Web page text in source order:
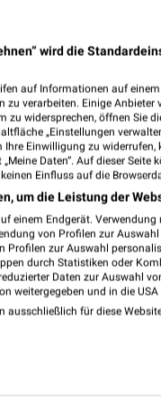
LADESÄULEN
dieser Filiale
Tagen
13.08.
wird die
auf Informationen auf
zu verarbeiten. Einige
widersprechen, öffnen Sie
„Einstellungen
Einwilligung zu
Daten“. Auf dieser
Einfluss auf die
um die Leistung der
einem Endgerät.
von Profilen zur
Profilen zur Auswahl
durch Statistiken oder
Daten zur Auswahl
weitergegeben und in die USA
ausschließlich für diese